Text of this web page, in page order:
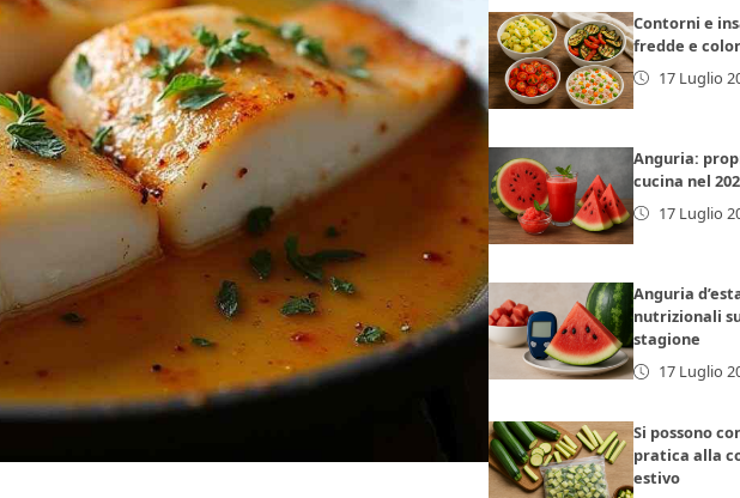
Contorni e
fredde e
17 Luglio
Anguria:
cucina nel
17 Luglio
Anguria
nutrizionali
stagione
17 Luglio
Si possono
pratica alla
estivo